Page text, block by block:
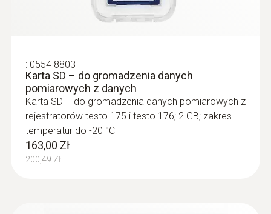
: 0554 8803
Karta SD – do gromadzenia danych
pomiarowych z danych
Karta SD – do gromadzenia danych pomiarowych z
rejestratorów testo 175 i testo 176; 2 GB; zakres
temperatur do -20 °C
163,00 Zł
200,49 Zł